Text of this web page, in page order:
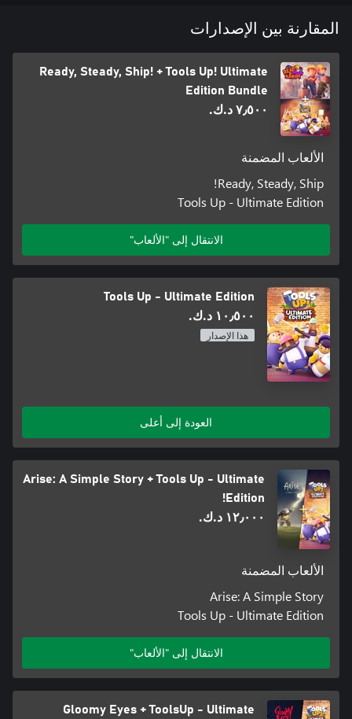
في مواسم الربيع والصيف والخريف حيث يقوم طاقم التجديد في
الأماكن المفتوحة بإعادة بناء الباحات وزراعة الأشجار وتجميل المروج
تأتي كل حزمة من المستويات ذات الطابع الموسمي مع آليات
وإعدادات جديدة وقتال زعيم قوي في النهاية!
المقارنة بين الإصدارات
Ready, Steady, Ship! + Tools Up! Ultimate
Edition Bundle
٧٫٥٠٠ د.ك.‏
الألعاب المضمنة
Ready, Steady, Ship!
Tools Up - Ultimate Edition
الانتقال إلى "الألعاب"
Tools Up - Ultimate Edition
١٠٫٥٠٠ د.ك.‏
هذا الإصدار
العودة إلى أعلى
Arise: A Simple Story + Tools Up - Ultimate
Edition!
١٢٫٠٠٠ د.ك.‏
الألعاب المضمنة
Arise: A Simple Story
Tools Up - Ultimate Edition
الانتقال إلى "الألعاب"
Gloomy Eyes + ToolsUp - Ultimate